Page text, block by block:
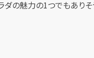
ダの魅力の1つでもあり